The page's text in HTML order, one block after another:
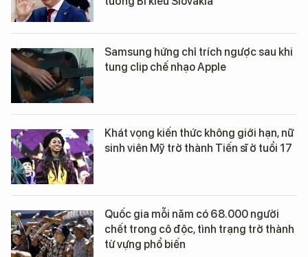
Samsung hứng chỉ trích ngược sau khi
tung clip chế nhạo Apple
Khát vọng kiến thức không giới hạn, nữ
sinh viên Mỹ trở thành Tiến sĩ ở tuổi 17
Quốc gia mỗi năm có 68.000 người
chết trong cô độc, tình trạng trở thành
từ vựng phổ biến